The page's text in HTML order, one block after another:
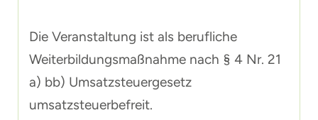
Die Veranstaltung ist als berufliche
Weiterbildungsmaßnahme nach § 4 Nr. 21
a) bb) Umsatzsteuergesetz
umsatzsteuerbefreit.